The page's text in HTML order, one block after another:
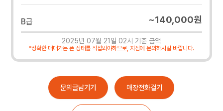
B급 ~140,000원
2025년 07월 21일 02시 기준 금액
*정확한 매매가는 폰 상태를 직접봐야하므로, 지점에 문의하시길 바랍니다.
문의글남기기 매장전화걸기